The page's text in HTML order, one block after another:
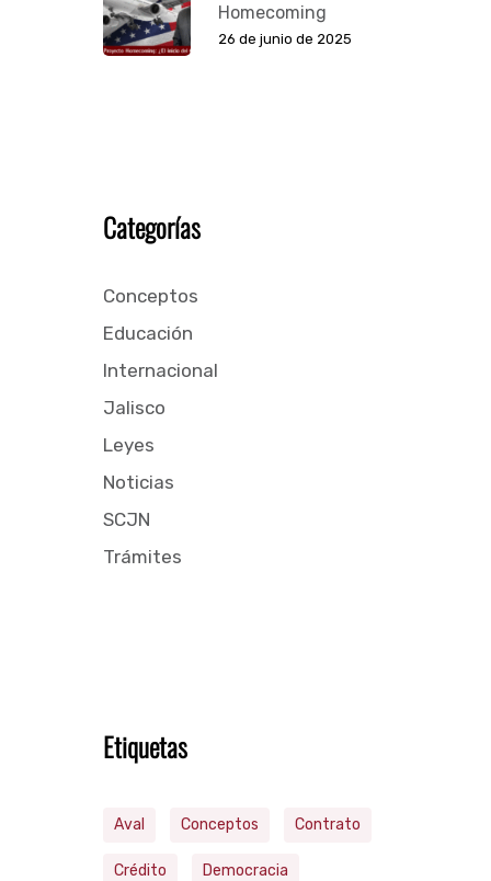
Homecoming
26 de junio de 2025
Categorías
Conceptos
Educación
Internacional
Jalisco
Leyes
Noticias
SCJN
Trámites
Etiquetas
Aval Conceptos Contrato
Crédito Democracia